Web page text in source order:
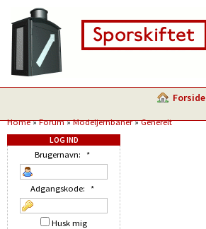
Forside
Home»Forum»Modeljernbaner»Generelt
LOG IND
Brugernavn: *
Adgangskode: *
Husk mig